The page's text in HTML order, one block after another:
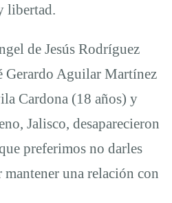
libertad.
de Jesús Rodríguez
Gerardo Aguilar Martínez
Cardona (18 años) y
Jalisco, desaparecieron
preferimos no darles
una relación con